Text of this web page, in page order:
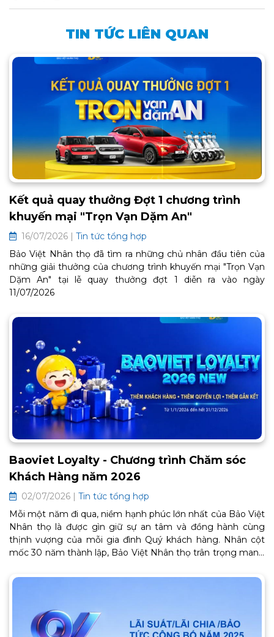
TIN TỨC LIÊN QUAN
Kết quả quay thưởng Đợt 1 chương trình
khuyến mại "Trọn Vạn Dặm An"
16/07/2026 | Tin tức tổng hợp
Bảo Việt Nhân thọ đã tìm ra những chủ nhân đầu tiên của
những giải thưởng của chương trình khuyến mại "Trọn Vạn
Dặm An" tại lễ quay thưởng đợt 1 diễn ra vào ngày
11/07/2026
Baoviet Loyalty - Chương trình Chăm sóc
Khách Hàng năm 2026
02/07/2026 | Tin tức tổng hợp
Mỗi một năm đi qua, niềm hạnh phúc lớn nhất của Bảo Việt
Nhân thọ là được gìn giữ sự an tâm và đồng hành cùng
thịnh vượng của mỗi gia đình Quý khách hàng. Nhân cột
mốc 30 năm thành lập, Bảo Việt Nhân thọ trân trọng mang
Loyalty 2026. Đây là lời cảm ơn chân thành từ trái tim, tiếp